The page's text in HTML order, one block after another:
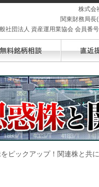
株式会
関東財務局長
社団法人 資産運用業協会 会員番
ピックアップ！関連株と共